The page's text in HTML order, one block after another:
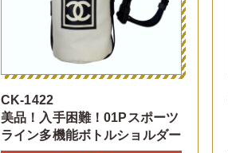
CK-1422
美品！入手困難！01Pスポーツ
ライン多機能ボトルショルダー